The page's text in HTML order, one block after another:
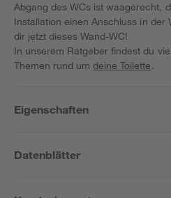
Abgang des WCs ist waagerecht,
Installation einen Anschluss in der
dir jetzt dieses Wand-WC!
In unserem Ratgeber findest du
Themen rund umdeine Toilette.
Eigenschaften
Datenblätter